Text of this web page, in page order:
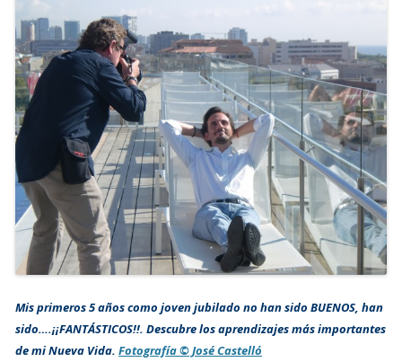
Mis primeros 5 años como joven jubilado no han sido BUENOS, han
sido….¡¡FANTÁSTICOS!!. Descubre los aprendizajes más importantes
de mi Nueva Vida. Fotografía © José Castelló